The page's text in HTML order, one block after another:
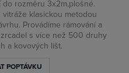
do rozměru 3x2m,plošné.
vitráže klasickou metodou
Provádíme rámování a
s více než 500 druhy
a kovových lišt.
POPTÁVKU